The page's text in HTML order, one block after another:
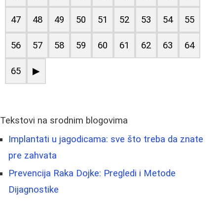
47 48 49 50 51 52 53 54 55
56 57 58 59 60 61 62 63 64
65 ▶
Tekstovi na srodnim blogovima
Implantati u jagodicama: sve što treba da znate
pre zahvata
Prevencija Raka Dojke: Pregledi i Metode
Dijagnostike